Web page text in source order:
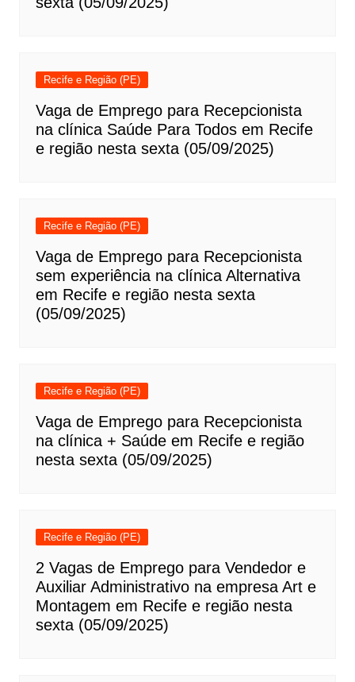
Recife e Região (PE)
Vaga de Emprego para Recepcionista
na clínica Saúde Para Todos em Recife
e região nesta sexta (05/09/2025)
Recife e Região (PE)
Vaga de Emprego para Recepcionista
sem experiência na clínica Alternativa
em Recife e região nesta sexta
(05/09/2025)
Recife e Região (PE)
Vaga de Emprego para Recepcionista
na clínica + Saúde em Recife e região
nesta sexta (05/09/2025)
Recife e Região (PE)
2 Vagas de Emprego para Vendedor e
Auxiliar Administrativo na empresa Art e
Montagem em Recife e região nesta
sexta (05/09/2025)